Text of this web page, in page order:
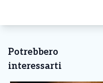
Potrebbero
interessarti